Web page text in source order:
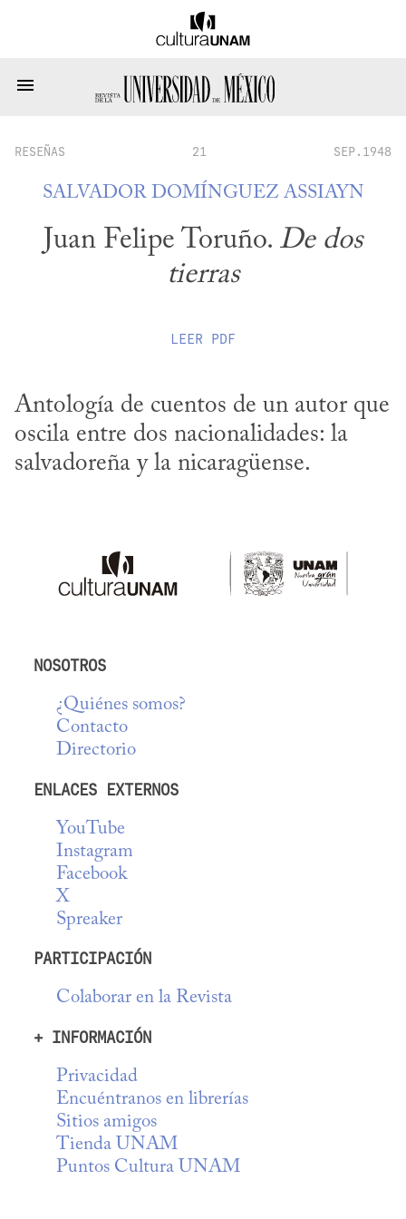
RESEÑAS 21 SEP.1948
SALVADOR DOMÍNGUEZ ASSIAYN
Juan Felipe Toruño. De dos
tierras
LEER PDF
Antología de cuentos de un autor que
oscila entre dos nacionalidades: la
salvadoreña y la nicaragüense.
NOSOTROS
¿Quiénes somos?
Contacto
Directorio
ENLACES EXTERNOS
YouTube
Instagram
Facebook
X
Spreaker
PARTICIPACIÓN
Colaborar en la Revista
+ INFORMACIÓN
Privacidad
Encuéntranos en librerías
Sitios amigos
Tienda UNAM
Puntos Cultura UNAM